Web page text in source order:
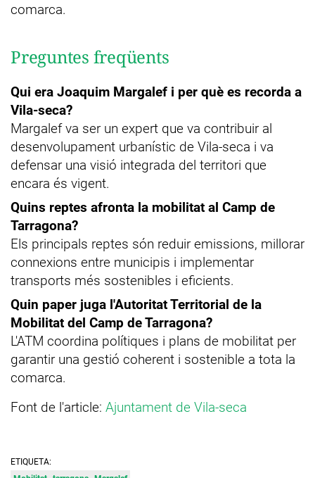
comarca.
Preguntes freqüents
Qui era Joaquim Margalef i per què es recorda a
Vila-seca?
Margalef va ser un expert que va contribuir al
desenvolupament urbanístic de Vila-seca i va
defensar una visió integrada del territori que
encara és vigent.
Quins reptes afronta la mobilitat al Camp de
Tarragona?
Els principals reptes són reduir emissions, millorar
connexions entre municipis i implementar
transports més sostenibles i eficients.
Quin paper juga l'Autoritat Territorial de la
Mobilitat del Camp de Tarragona?
L'ATM coordina polítiques i plans de mobilitat per
garantir una gestió coherent i sostenible a tota la
comarca.
Font de l'article: Ajuntament de Vila-seca
ETIQUETA: